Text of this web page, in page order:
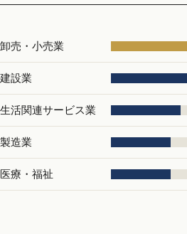
卸売・小売業
建設業
生活関連サービス業
製造業
医療・福祉